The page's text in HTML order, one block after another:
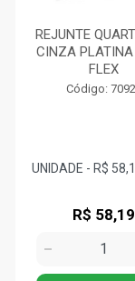
REJUNTE
CINZA PLATINA
FLEX
Código:
R$ 58,19